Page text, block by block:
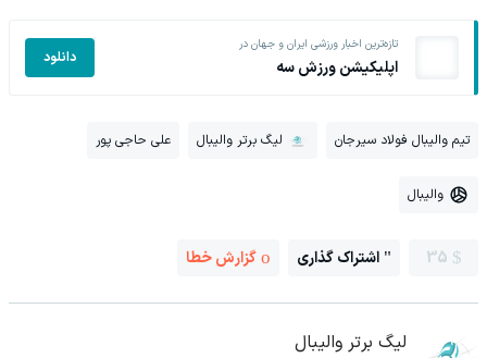
تازه‌ترین اخبار ورزشی ایران و جهان در
اپلیکیشن ورزش سه دانلود
تیم والیبال فولاد سیرجان لیگ برتر والیبال علی حاجی پور
والیبال
35 اشتراک گذاری گزارش خطا
لیگ برتر والیبال